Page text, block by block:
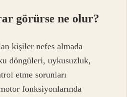
görürse ne olur?
kişiler nefes almada
döngüleri, uykusuzluk,
etme sorunları
fonksiyonlarında